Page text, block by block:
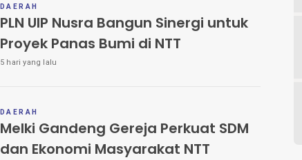
DAERAH
PLN UIP Nusra Bangun Sinergi untuk
Proyek Panas Bumi di NTT
5 hari yang lalu
DAERAH
Melki Gandeng Gereja Perkuat SDM
dan Ekonomi Masyarakat NTT